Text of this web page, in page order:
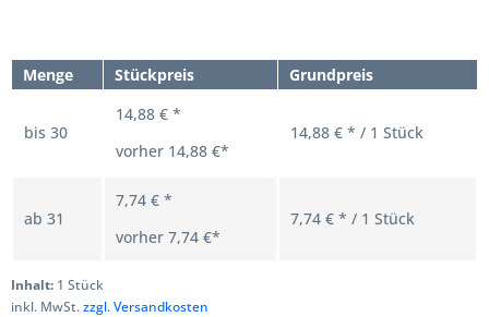
Menge Stückpreis Grundpreis
bis 30
14,88 € *
vorher 14,88 €*
14,88 € * / 1 Stück
ab 31
7,74 € *
vorher 7,74 €*
7,74 € * / 1 Stück
Inhalt: 1 Stück
inkl. MwSt.zzgl. Versandkosten